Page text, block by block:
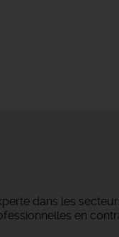
dans les
en